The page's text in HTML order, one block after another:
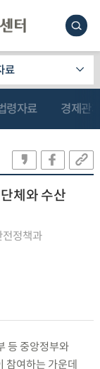
료
령자료 경제관
체와 수산
전정책과
등 중앙정부와
참여하는 가운데